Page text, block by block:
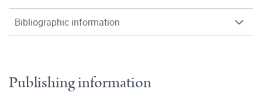
Bibliographic information
Publishing information